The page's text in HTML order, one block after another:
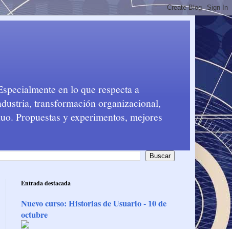
en lo que respecta a
transformación organizacional,
Propuestas y experimentos, mejores
Entrada destacada
Nuevo curso: Historias de Usuario - 10 de
octubre